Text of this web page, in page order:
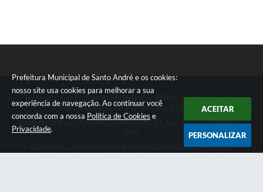
Prefeitura Municipal de Santo André e os cookies:
nosso site usa cookies para melhorar a sua
experiência de navegação. Ao continuar você
concorda com a nossa Política de Cookies e
Privacidade.
ACEITAR
PERSONALIZAR
Telefone: Central de Atendimento: 0800 019 19 44 ou 156
PABX: 4433-0111 ou Whatsapp 4433-0123
Endereço: Praça Quarto Centenário, 01, Centro | CEP: 09015-
Dias úteis, Atendimento Presencial das 07h as 18:45he